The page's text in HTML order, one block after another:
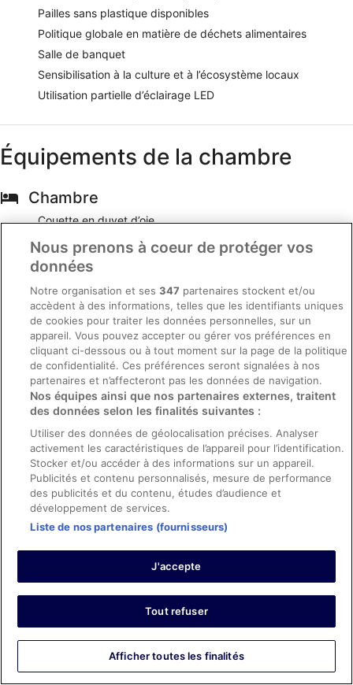
Pailles sans plastique disponibles
Politique globale en matière de déchets alimentaires
Salle de banquet
Sensibilisation à la culture et à l’écosystème locaux
Utilisation partielle d’éclairage LED
Équipements de la chambre
Chambre
Couette en duvet d’oie
Draps fournis
Lit bébé gratuit
Matelas avec surmatelas
Rideaux occultants
Salle de bain
Articles de toilette gratuits
Baignoire relaxante profonde
Bidet
Brosse à dents et dentifrice
Chaussons
Douche et baignoire séparées
Papier toilette
Peignoirs
Serviettes fournies
Divertissements
Télévision LED de 50 pouces avec chaînes par câble
Nous prenons à coeur de protéger vos
données
Notre organisation et ses347 partenaires stockent et/ou
accèdent à des informations, telles que les identifiants uniques
de cookies pour traiter les données personnelles, sur un
appareil. Vous pouvez accepter ou gérer vos préférences en
cliquant ci-dessous ou à tout moment sur la page de la politique
de confidentialité. Ces préférences seront signalées à nos
partenaires et n’affecteront pas les données de navigation.
Nos équipes ainsi que nos partenaires externes, traitent
des données selon les finalités suivantes :
Utiliser des données de géolocalisation précises. Analyser
activement les caractéristiques de l’appareil pour l’identification.
Stocker et/ou accéder à des informations sur un appareil.
Publicités et contenu personnalisés, mesure de performance
des publicités et du contenu, études d’audience et
développement de services.
Liste de nos partenaires (fournisseurs)
J'accepte
Tout refuser
Afficher toutes les finalités